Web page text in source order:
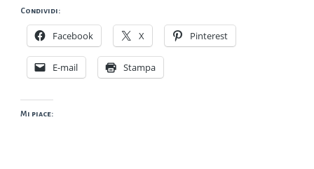
Condividi:
Facebook X Pinterest
E-mail Stampa
Mi piace: